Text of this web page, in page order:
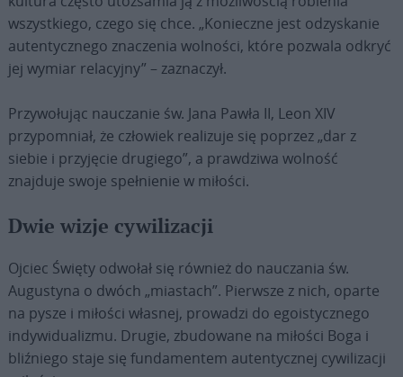
wszystkiego, czego się chce. „Konieczne jest odzyskanie
autentycznego znaczenia wolności, które pozwala odkryć
jej wymiar relacyjny” – zaznaczył.
Przywołując nauczanie św. Jana Pawła II, Leon XIV
przypomniał, że człowiek realizuje się poprzez „dar z
siebie i przyjęcie drugiego”, a prawdziwa wolność
znajduje swoje spełnienie w miłości.
Dwie wizje cywilizacji
Ojciec Święty odwołał się również do nauczania św.
Augustyna o dwóch „miastach”. Pierwsze z nich, oparte
na pysze i miłości własnej, prowadzi do egoistycznego
indywidualizmu. Drugie, zbudowane na miłości Boga i
bliźniego staje się fundamentem autentycznej cywilizacji